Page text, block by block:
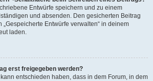
Entwürfe speichern und zu einem
und absenden. Den gesicherten Beitrag
„Gespeicherte Entwürfe verwalten“ in deinem
laden.
erst freigegeben werden?
entschieden haben, dass in dem Forum, in dem